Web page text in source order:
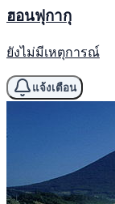
ฮอนฟุกากุ
ยังไม่มีเหตุการณ์
แจ้งเตือน